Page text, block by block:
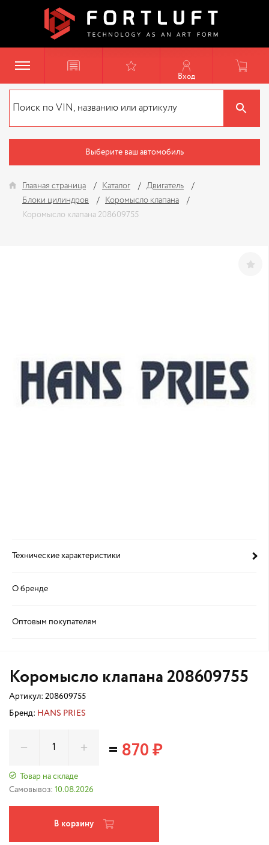
Вход
Выберите ваш автомобиль
Главная страница Каталог
Двигатель
Блоки цилиндров
Коромысло клапана
Коромысло клапана 208609755
Технические характеристики
О бренде
Оптовым покупателям
Коромысло клапана 208609755
Артикул: 208609755
Бренд: HANS PRIES
Товар на складе
Самовывоз: 10.08.2026
= 870 ₽
В корзину